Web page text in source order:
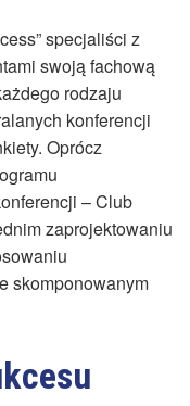
specjaliści z
swoją fachową
rodzaju
konferencji
Oprócz
– Club
zaprojektowaniu
skomponowanym